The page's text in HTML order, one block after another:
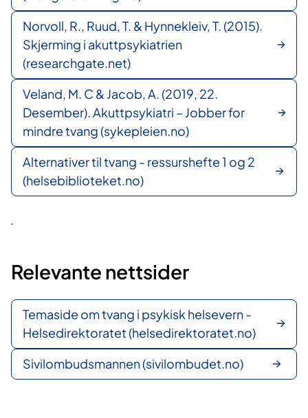
Norvoll, R., Ruud, T. & Hynnekleiv, T. (2015).
Skjerming i akuttpsykiatrien
(researchgate.net)
Veland, M. C & Jacob, A. (2019, 22.
Desember). Akuttpsykiatri – Jobber for
mindre tvang (sykepleien.no)
Alternativer til tvang - ressurshefte 1 og 2
(helsebiblioteket.no)
Relevante nettsider
Temaside om tvang i psykisk helsevern -
Helsedirektoratet (helsedirektoratet.no)
Sivilombudsmannen (sivilombudet.no)